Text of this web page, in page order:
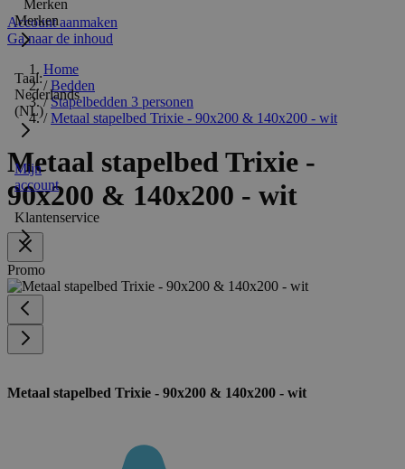
Merken
Taal:
Nederlands
(NL)
Mijn
account
Klantenservice
Account aanmaken
Ga naar de inhoud
Home
/ Bedden
/ Stapelbedden 3 personen
/ Metaal stapelbed Trixie - 90x200 & 140x200 - wit
Metaal stapelbed Trixie -
90x200 & 140x200 - wit
Promo
Metaal stapelbed Trixie - 90x200 & 140x200 - wit